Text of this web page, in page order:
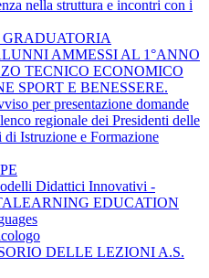
nella struttura e incontri con i
AMMESSI AL 1°ANNO
TECNICO ECONOMICO
SPORT E BENESSERE.
per presentazione domande
regionale dei Presidenti delle
di Istruzione e Formazione
Didattici Innovativi -
EDUCATION
DELLE LEZIONI A.S.